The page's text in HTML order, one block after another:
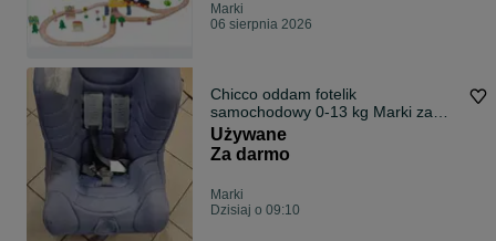
Marki
06 sierpnia 2026
Chicco oddam fotelik
samochodowy 0-13 kg Marki za
darmo do końca niedzieli ...
Używane
Za darmo
Marki
Dzisiaj o 09:10